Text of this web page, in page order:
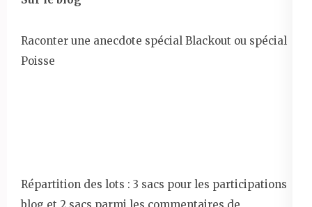
Raconter une anecdote spécial Blackout ou spécial
Poisse
Répartition des lots : 3 sacs pour les participations